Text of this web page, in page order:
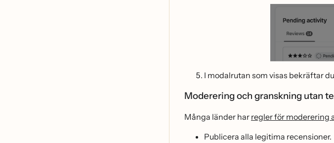
I modalrutan som visas bekräftar
Moderering och granskning utan
Många länder har regler för moderering
Publicera alla legitima recensioner.